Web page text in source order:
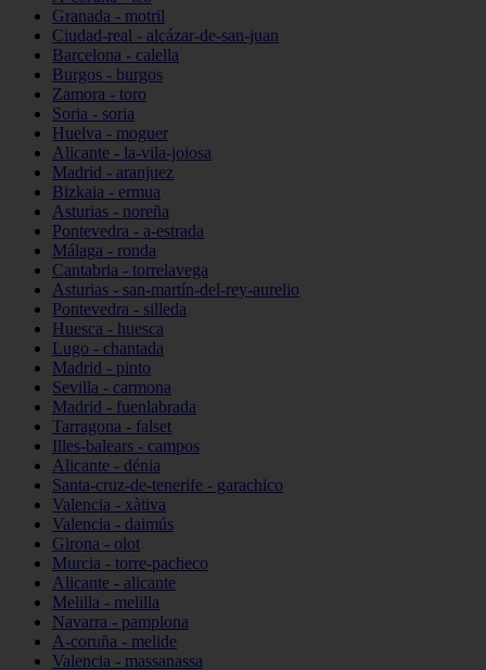
Granada - motril
Ciudad-real - alcázar-de-san-juan
Barcelona - calella
Burgos - burgos
Zamora - toro
Soria - soria
Huelva - moguer
Alicante - la-vila-joiosa
Madrid - aranjuez
Bizkaia - ermua
Asturias - noreña
Pontevedra - a-estrada
Málaga - ronda
Cantabria - torrelavega
Asturias - san-martín-del-rey-aurelio
Pontevedra - silleda
Huesca - huesca
Lugo - chantada
Madrid - pinto
Sevilla - carmona
Madrid - fuenlabrada
Tarragona - falset
Illes-balears - campos
Alicante - dénia
Santa-cruz-de-tenerife - garachico
Valencia - xàtiva
Valencia - daimús
Girona - olot
Murcia - torre-pacheco
Alicante - alicante
Melilla - melilla
Navarra - pamplona
A-coruña - melide
Valencia - massanassa